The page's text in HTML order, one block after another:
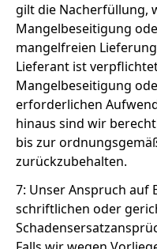
gilt die Nacherfüllung,
Mangelbeseitigung
mangelfreien
Lieferant ist
Mangelbeseitigung
erforderlichen
hinaus sind wir
bis zur
zurückzubehalten.
7: Unser Anspruch auf
schriftlichen oder